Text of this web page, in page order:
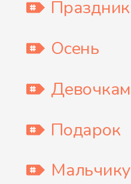
Праздник
Осень
Девочкам
Подарок
Мальчику